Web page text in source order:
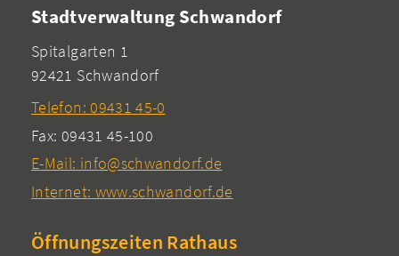
Stadtverwaltung Schwandorf
Spitalgarten 1
92421 Schwandorf
Telefon: 09431 45-0
Fax: 09431 45-100
E-Mail: info@schwandorf.de
Internet: www.schwandorf.de
Öffnungszeiten Rathaus